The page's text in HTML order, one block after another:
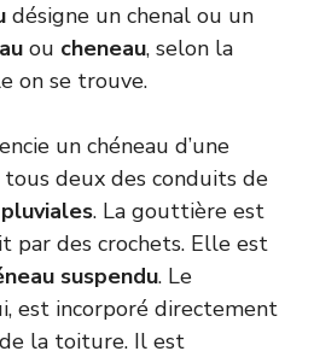
désigne un chenal ou un
ou cheneau, selon la
on se trouve.
un chéneau d’une
deux des conduits de
. La gouttière est
par des crochets. Elle est
suspendu. Le
est incorporé directement
la toiture. Il est